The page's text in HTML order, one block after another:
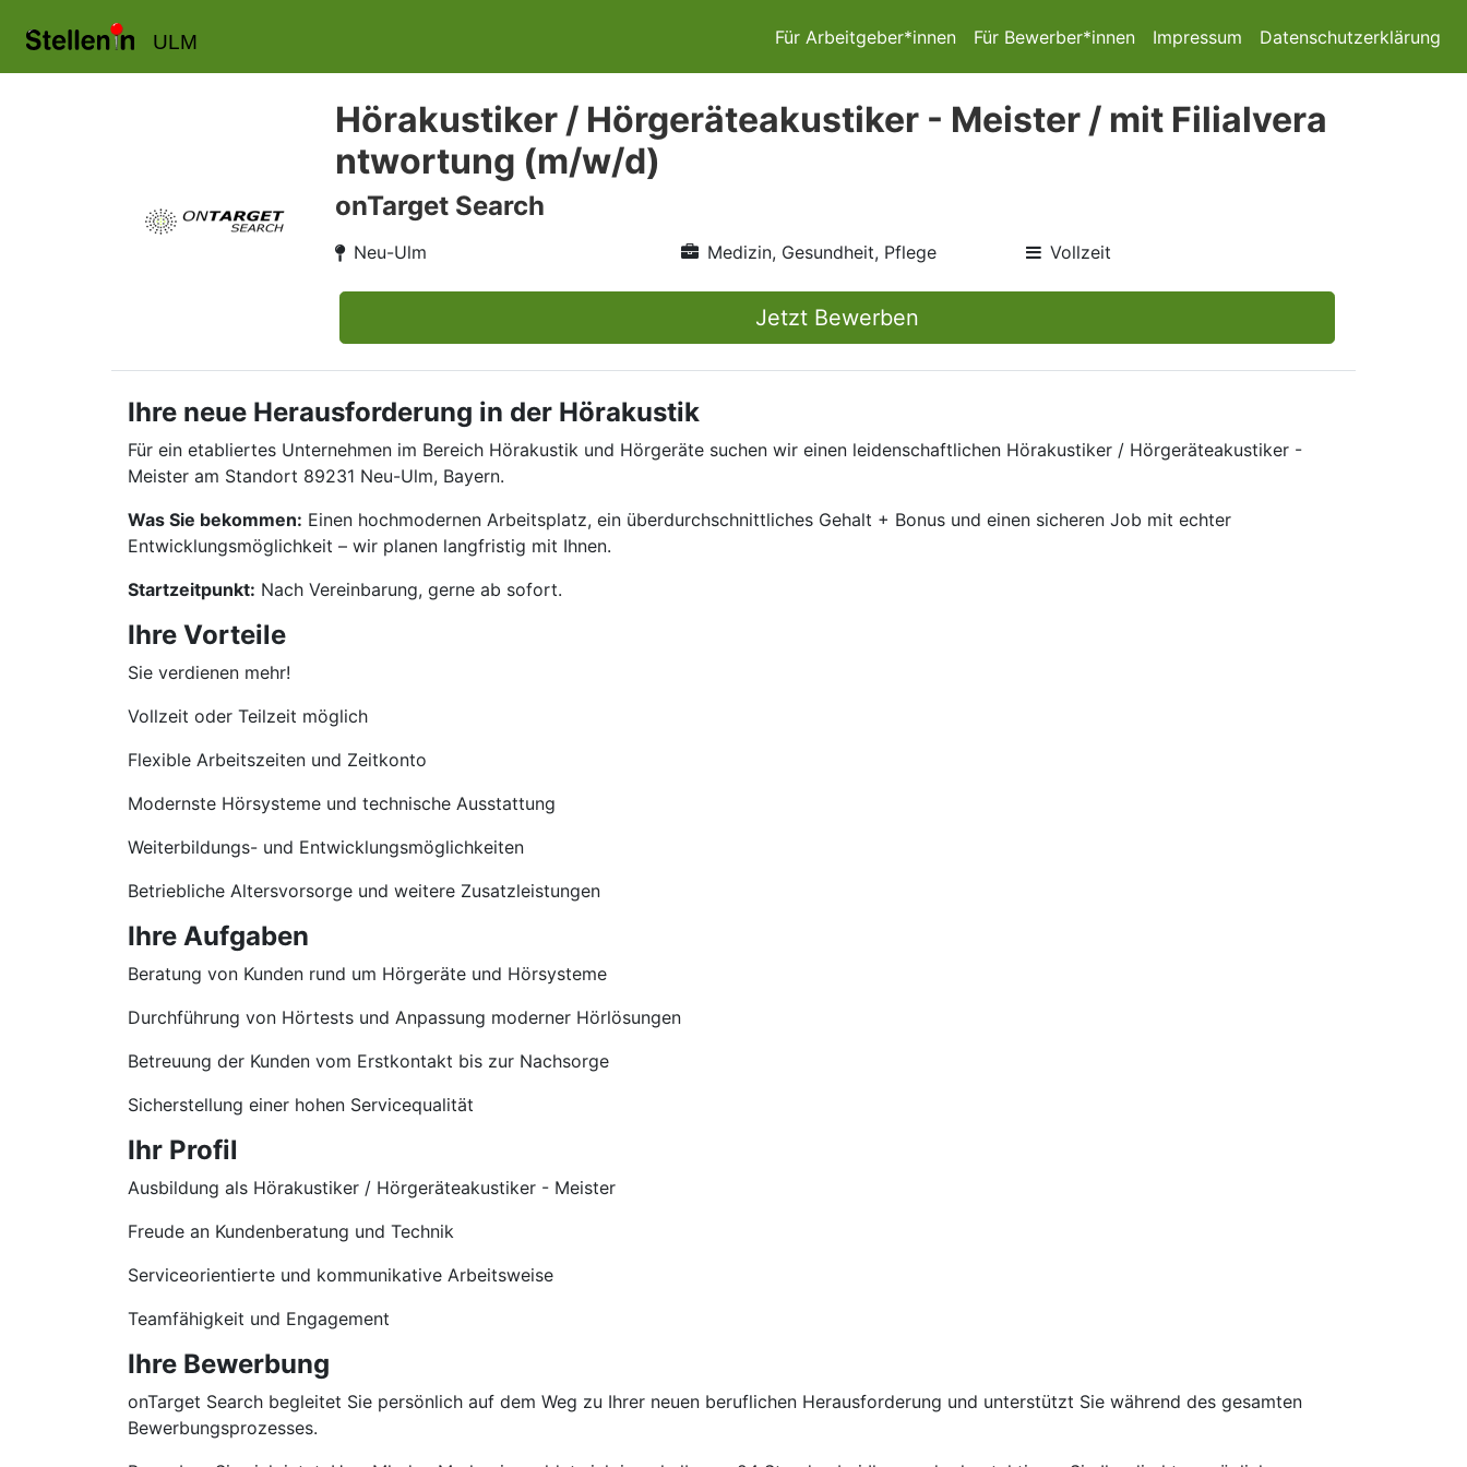
ULM Für Arbeitgeber*innen Für Bewerber*innen Impressum Datenschutzerklärung
Hörakustiker / Hörgeräteakustiker - Meister / mit Filialvera
ntwortung (m/w/d)
onTarget Search
Neu-Ulm Medizin, Gesundheit, Pflege Vollzeit
Jetzt Bewerben
Ihre neue Herausforderung in der Hörakustik
Für ein etabliertes Unternehmen im Bereich Hörakustik und Hörgeräte suchen wir einen leidenschaftlichen Hörakustiker / Hörgeräteakustiker -
Meister am Standort 89231 Neu-Ulm, Bayern.
Was Sie bekommen: Einen hochmodernen Arbeitsplatz, ein überdurchschnittliches Gehalt + Bonus und einen sicheren Job mit echter
Entwicklungsmöglichkeit – wir planen langfristig mit Ihnen.
Startzeitpunkt: Nach Vereinbarung, gerne ab sofort.
Ihre Vorteile
Sie verdienen mehr!
Vollzeit oder Teilzeit möglich
Flexible Arbeitszeiten und Zeitkonto
Modernste Hörsysteme und technische Ausstattung
Weiterbildungs- und Entwicklungsmöglichkeiten
Betriebliche Altersvorsorge und weitere Zusatzleistungen
Ihre Aufgaben
Beratung von Kunden rund um Hörgeräte und Hörsysteme
Durchführung von Hörtests und Anpassung moderner Hörlösungen
Betreuung der Kunden vom Erstkontakt bis zur Nachsorge
Sicherstellung einer hohen Servicequalität
Ihr Profil
Ausbildung als Hörakustiker / Hörgeräteakustiker - Meister
Freude an Kundenberatung und Technik
Serviceorientierte und kommunikative Arbeitsweise
Teamfähigkeit und Engagement
Ihre Bewerbung
onTarget Search begleitet Sie persönlich auf dem Weg zu Ihrer neuen beruflichen Herausforderung und unterstützt Sie während des gesamten
Bewerbungsprozesses.